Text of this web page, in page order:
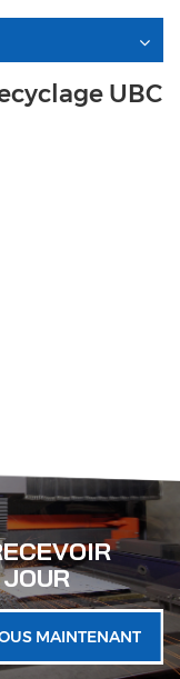
UBC